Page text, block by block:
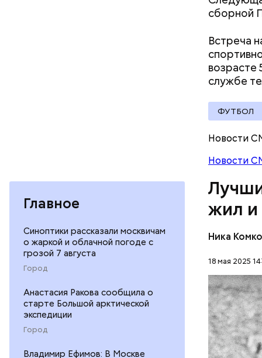
Главное
Синоптики рассказали москвичам
о жаркой и облачной погоде с
грозой 7 августа
Город
Анастасия Ракова сообщила о
старте Большой арктической
экспедиции
Город
Владимир Ефимов: В Москве
сборной
Встреча
возрасте
службе
ФУТБОЛ
Новости
Новости
жил и
Ника
18 мая 2025
Лев
мальчик
жизнь
На
после
ФУТБОЛ
Встреча